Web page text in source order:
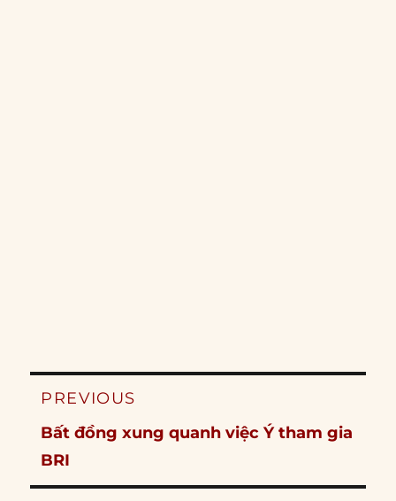
Post
PREVIOUS
Previous
post:
Bất đồng xung quanh việc Ý tham gia
BRI